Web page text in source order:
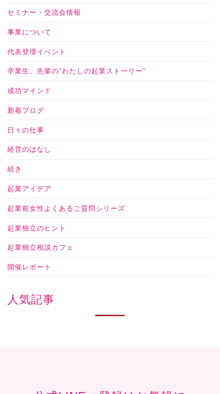
セミナー・交流会情報
事業について
代表登壇イベント
卒業生、先輩の"わたしの起業ストーリー”
成功マインド
新着ブログ
日々の仕事
経営のはなし
続き
起業アイデア
起業前女性よくあるご質問シリーズ
起業独立のヒント
起業独立相談カフェ
開催レポート
人気記事